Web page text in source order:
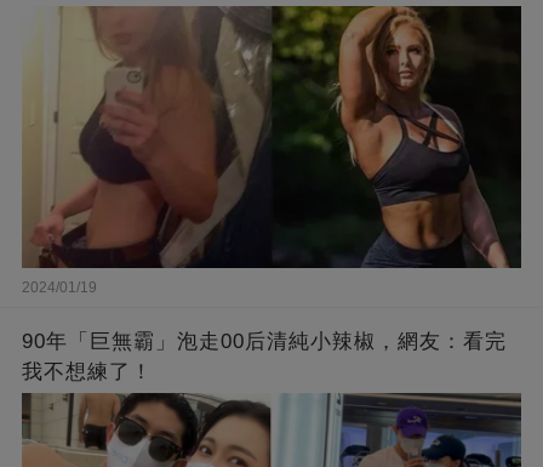
2024/01/19
90年「巨無霸」泡走00后清純小辣椒，網友：看完
我不想練了！